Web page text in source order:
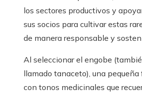
los sectores productivos y
sus socios para cultivar estas
de manera responsable y
Al seleccionar el engobe
llamado tanaceto), una pequeña
con tonos medicinales que